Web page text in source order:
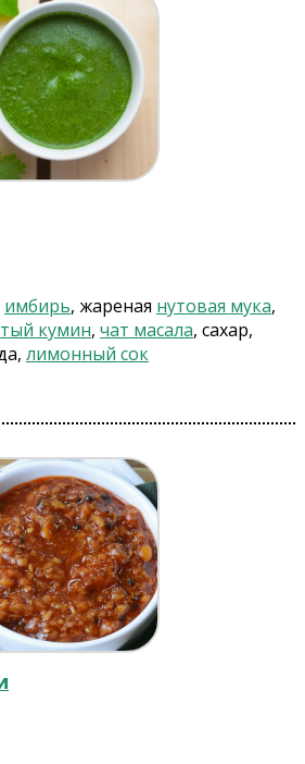
имбирь, жареная нутовая мука,
кумин, чат масала, сахар,
лимонный сок